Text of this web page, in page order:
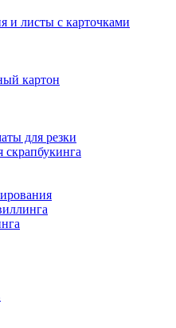
и листы с карточками
картон
для резки
скрапбукинга